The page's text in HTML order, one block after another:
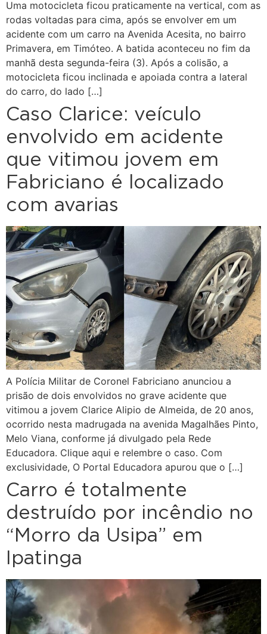
Uma motocicleta ficou praticamente na vertical, com as
rodas voltadas para cima, após se envolver em um
acidente com um carro na Avenida Acesita, no bairro
Primavera, em Timóteo. A batida aconteceu no fim da
manhã desta segunda-feira (3). Após a colisão, a
motocicleta ficou inclinada e apoiada contra a lateral
do carro, do lado […]
Caso Clarice: veículo
envolvido em acidente
que vitimou jovem em
Fabriciano é localizado
com avarias
A Polícia Militar de Coronel Fabriciano anunciou a
prisão de dois envolvidos no grave acidente que
vitimou a jovem Clarice Alipio de Almeida, de 20 anos,
ocorrido nesta madrugada na avenida Magalhães Pinto,
Melo Viana, conforme já divulgado pela Rede
Educadora. Clique aqui e relembre o caso. Com
exclusividade, O Portal Educadora apurou que o […]
Carro é totalmente
destruído por incêndio no
“Morro da Usipa” em
Ipatinga